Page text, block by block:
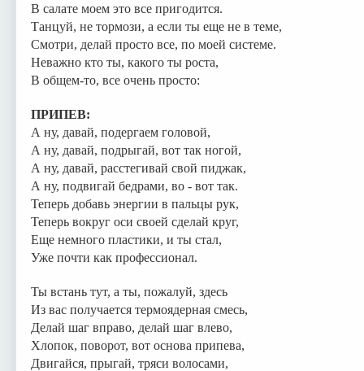
В салате моем это все пригодится.
Танцуй, не тормози, а если ты еще не в теме,
Смотри, делай просто все, по моей системе.
Неважно кто ты, какого ты роста,
В общем-то, все очень просто:
ПРИПЕВ:
А ну, давай, подергаем головой,
А ну, давай, подрыгай, вот так ногой,
А ну, давай, расстегивай свой пиджак,
А ну, подвигай бедрами, во - вот так.
Теперь добавь энергии в пальцы рук,
Теперь вокруг оси своей сделай круг,
Еще немного пластики, и ты стал,
Уже почти как профессионал.
Ты встань тут, а ты, пожалуй, здесь
Из вас получается термоядерная смесь,
Делай шаг вправо, делай шаг влево,
Хлопок, поворот, вот основа припева,
Двигайся, прыгай, тряси волосами,